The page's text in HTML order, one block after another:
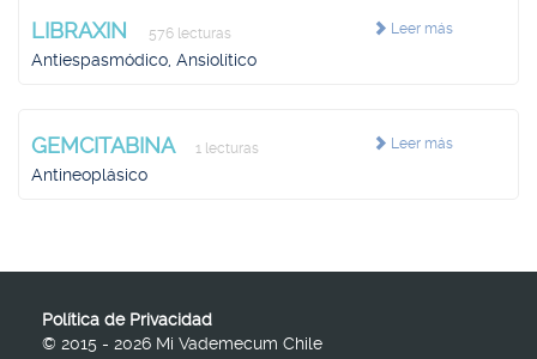
Leer más
LIBRAXIN 576 lecturas
Antiespasmódico, Ansiolítico
Leer más
GEMCITABINA 1 lecturas
Antineoplásico
Política de Privacidad
© 2015 - 2026 Mi Vademecum Chile